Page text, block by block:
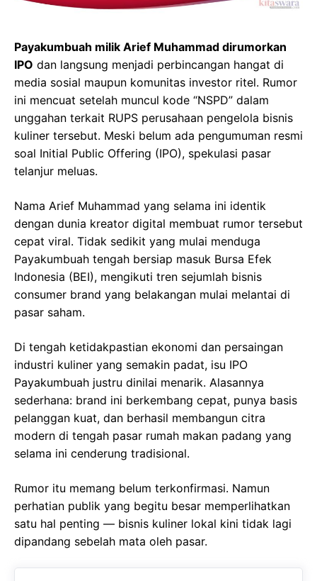
Payakumbuah milik Arief Muhammad dirumorkan
IPO dan langsung menjadi perbincangan hangat di
media sosial maupun komunitas investor ritel. Rumor
ini mencuat setelah muncul kode “NSPD” dalam
unggahan terkait RUPS perusahaan pengelola bisnis
kuliner tersebut. Meski belum ada pengumuman resmi
soal Initial Public Offering (IPO), spekulasi pasar
telanjur meluas.
Nama Arief Muhammad yang selama ini identik
dengan dunia kreator digital membuat rumor tersebut
cepat viral. Tidak sedikit yang mulai menduga
Payakumbuah tengah bersiap masuk Bursa Efek
Indonesia (BEI), mengikuti tren sejumlah bisnis
consumer brand yang belakangan mulai melantai di
pasar saham.
Di tengah ketidakpastian ekonomi dan persaingan
industri kuliner yang semakin padat, isu IPO
Payakumbuah justru dinilai menarik. Alasannya
sederhana: brand ini berkembang cepat, punya basis
pelanggan kuat, dan berhasil membangun citra
modern di tengah pasar rumah makan padang yang
selama ini cenderung tradisional.
Rumor itu memang belum terkonfirmasi. Namun
perhatian publik yang begitu besar memperlihatkan
satu hal penting — bisnis kuliner lokal kini tidak lagi
dipandang sebelah mata oleh pasar.